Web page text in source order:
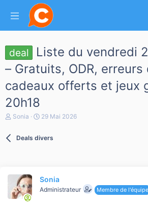
deal
Liste du vendredi
– Gratuits, ODR, erreurs
cadeaux offerts et jeux
20h18
A
e
a
d
Sonia
D
e
b
u
29 Mai 2026
Deals divers
Sonia
Administrateur Membre de l'équipe